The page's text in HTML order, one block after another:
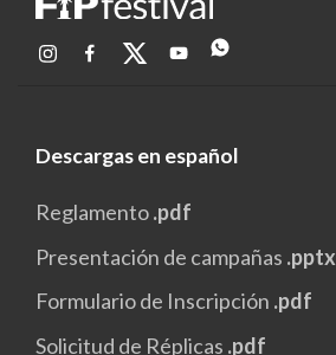
Descargas en español
Reglamento.pdf
Presentación de campañas .pptx
Formulario de Inscripción .pdf
Solicitud de Réplicas .pdf